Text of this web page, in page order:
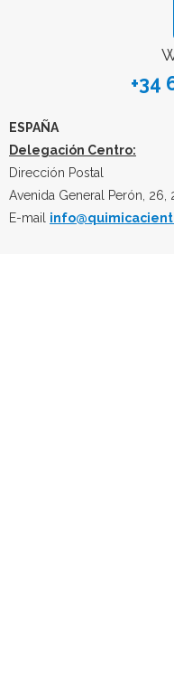
+34
ESPAÑA
Delegación Centro:
Dirección Postal
Avenida General Perón, 26,
E-mail